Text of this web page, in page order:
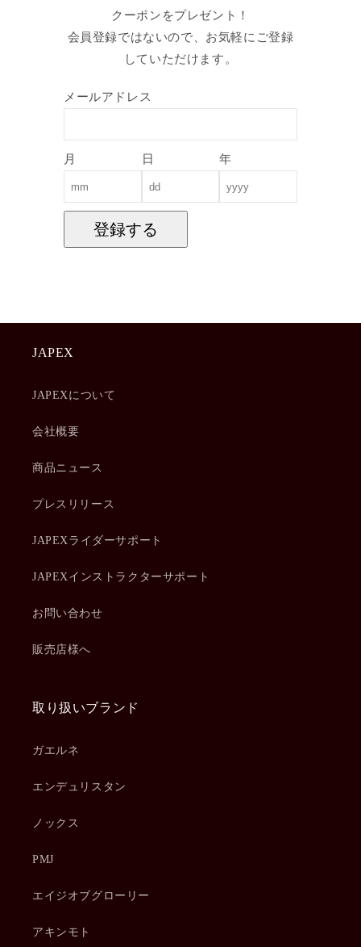
クーポンをプレゼント！
会員登録ではないので、お気軽にご登録
していただけます。
メールアドレス
月 日 年
登録する
JAPEX
JAPEXについて
会社概要
商品ニュース
プレスリリース
JAPEXライダーサポート
JAPEXインストラクターサポート
お問い合わせ
販売店様へ
取り扱いブランド
ガエルネ
エンデュリスタン
ノックス
PMJ
エイジオブグローリー
アキンモト